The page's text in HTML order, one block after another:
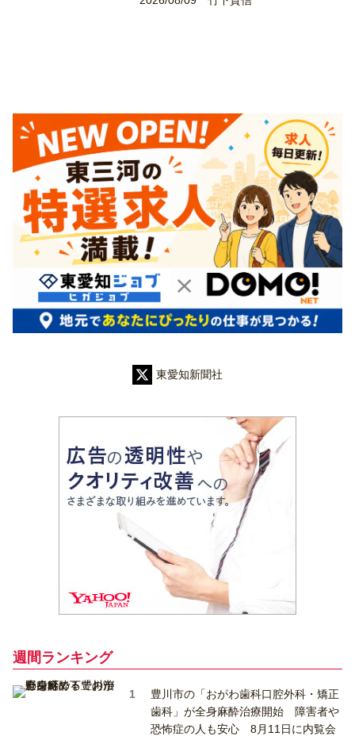
東愛知新聞社
週間ランキング
豊川市の「おがわ歯科口腔外科・矯正
歯科」が全身麻酔治療開始 障害者や
恐怖症の人も安心 8月11日に内覧会